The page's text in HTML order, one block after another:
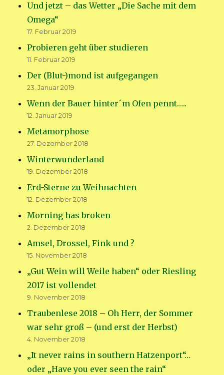
Und jetzt – das Wetter „Die Sache mit dem
Omega“
17. Februar 2019
Probieren geht über studieren
11. Februar 2019
Der (Blut-)mond ist aufgegangen
23. Januar 2019
Wenn der Bauer hinter´m Ofen pennt…..
12. Januar 2019
Metamorphose
27. Dezember 2018
Winterwunderland
19. Dezember 2018
Erd-Sterne zu Weihnachten
12. Dezember 2018
Morning has broken
2. Dezember 2018
Amsel, Drossel, Fink und ?
15. November 2018
„Gut Wein will Weile haben“ oder Riesling
2017 ist vollendet
9. November 2018
Traubenlese 2018 – Oh Herr, der Sommer
war sehr groß – (und erst der Herbst)
4. November 2018
„It never rains in southern Hatzenport“…
oder „Have you ever seen the rain“